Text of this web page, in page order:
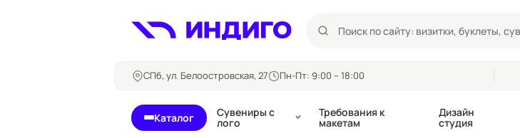
СПб, ул. Белоостровская, 27 Пн-Пт: 9:00 – 18:00
Каталог Сувениры с
лого
Требования к
макетам
Дизайн
студия